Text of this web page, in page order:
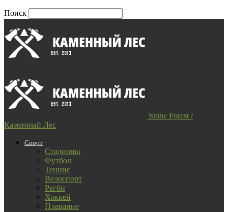
Поиск
Stone Forest /
Каменный Лес
Спорт
Стадионы
Футбол
Теннис
Велоспорт
Регби
Хоккей
Плавание